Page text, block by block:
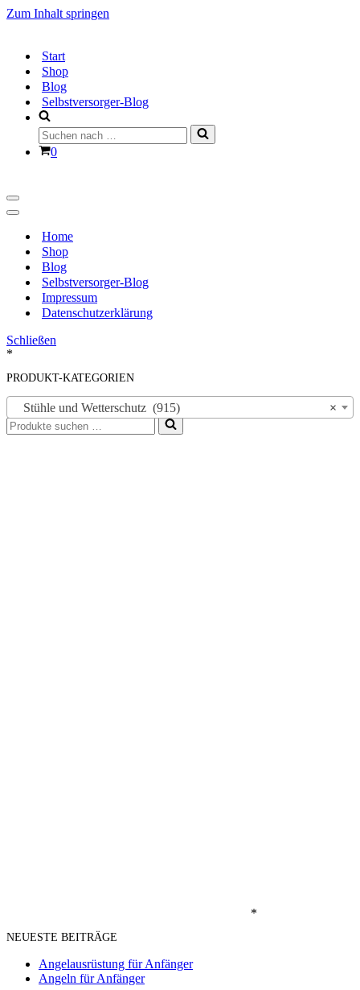
Zum Inhalt springen
Start
Shop
Blog
Selbstversorger-Blog
Suchen
nach …
Warenkorb
0
Navigationsmenü
Navigationsmenü
Home
Shop
Blog
Selbstversorger-Blog
Impressum
Datenschutzerklärung
Schließen
*
PRODUKT-KATEGORIEN
×
Stühle und Wetterschutz (915)
Suchen
nach …
*
NEUESTE BEITRÄGE
Angelausrüstung für Anfänger
Angeln für Anfänger